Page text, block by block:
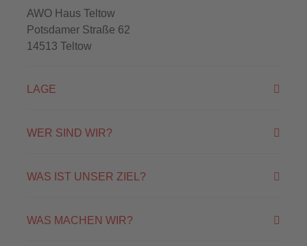
AWO Haus Teltow
Potsdamer Straße 62
14513 Teltow
LAGE
WER SIND WIR?
WAS IST UNSER ZIEL?
WAS MACHEN WIR?